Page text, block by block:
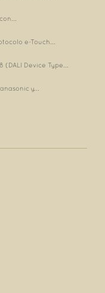
e-Touch...
(DALI Device Type...
y...